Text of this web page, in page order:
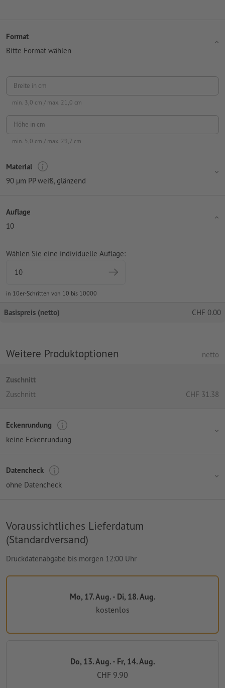
Format
Bitte Format wählen
Breite in cm
min. 3,0 cm / max. 21,0 cm
Höhe in cm
min. 5,0 cm / max. 29,7 cm
Material
90 µm PP weiß, glänzend
Auflage
10
Wählen Sie eine individuelle Auflage:
in 10er-Schritten von 10 bis 10000
Basispreis (netto) CHF 0.00
Weitere Produktoptionen netto
Zuschnitt
Zuschnitt
CHF 31.38
Eckenrundung
keine Eckenrundung
Datencheck
ohne Datencheck
Voraussichtliches Lieferdatum
(Standardversand)
Druckdatenabgabe bis morgen 12:00 Uhr
Mo, 17. Aug. - Di, 18. Aug.
kostenlos
Do, 13. Aug. - Fr, 14. Aug.
CHF 9.90